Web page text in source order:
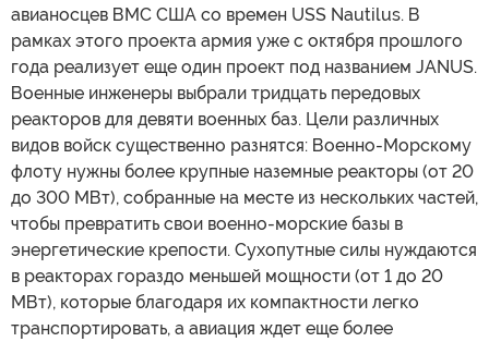
авианосцев ВМС США со времен USS Nautilus. В
рамках этого проекта армия уже с октября прошлого
года реализует еще один проект под названием JANUS.
Военные инженеры выбрали тридцать передовых
реакторов для девяти военных баз. Цели различных
видов войск существенно разнятся: Военно-Морскому
флоту нужны более крупные наземные реакторы (от 20
до 300 МВт), собранные на месте из нескольких частей,
чтобы превратить свои военно-морские базы в
энергетические крепости. Сухопутные силы нуждаются
в реакторах гораздо меньшей мощности (от 1 до 20
МВт), которые благодаря их компактности легко
транспортировать, а авиация ждет еще более